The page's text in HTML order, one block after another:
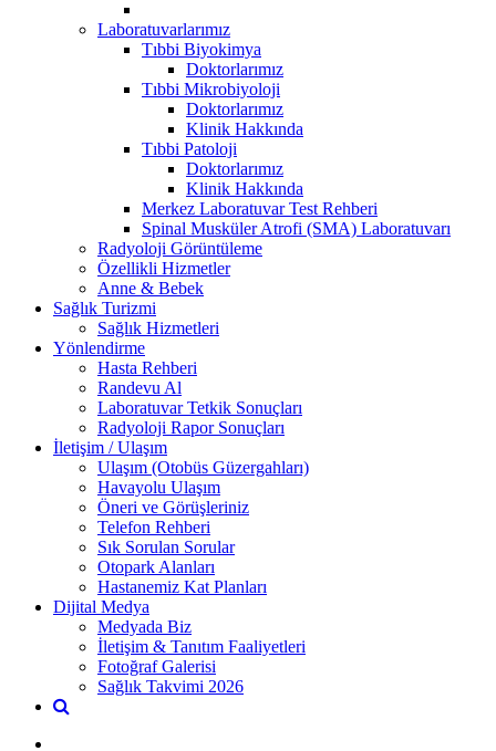
Laboratuvarlarımız
Tıbbi Biyokimya
Doktorlarımız
Tıbbi Mikrobiyoloji
Doktorlarımız
Klinik Hakkında
Tıbbi Patoloji
Doktorlarımız
Klinik Hakkında
Merkez Laboratuvar Test Rehberi
Spinal Musküler Atrofi (SMA) Laboratuvarı
Radyoloji Görüntüleme
Özellikli Hizmetler
Anne & Bebek
Sağlık Turizmi
Sağlık Hizmetleri
Yönlendirme
Hasta Rehberi
Randevu Al
Laboratuvar Tetkik Sonuçları
Radyoloji Rapor Sonuçları
İletişim / Ulaşım
Ulaşım (Otobüs Güzergahları)
Havayolu Ulaşım
Öneri ve Görüşleriniz
Telefon Rehberi
Sık Sorulan Sorular
Otopark Alanları
Hastanemiz Kat Planları
Dijital Medya
Medyada Biz
İletişim & Tanıtım Faaliyetleri
Fotoğraf Galerisi
Sağlık Takvimi 2026